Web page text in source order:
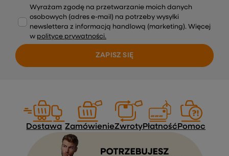
Wyrażam zgodę na przetwarzanie moich danych
osobowych (adres e-mail) na potrzeby wysyłki
newslettera z informacją handlową (marketing). Więcej
w polityce prywatności.
ZAPISZ SIĘ
Dostawa ZamówienieZwrotyPłatność Pomoc